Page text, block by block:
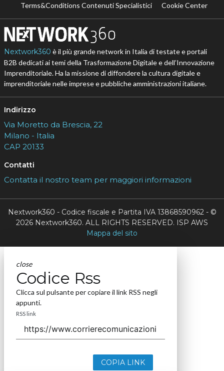
Terms&Conditions Contenuti Specialistici
Cookie Center
Nextwork360 è il più grande network in Italia di testate e portali
B2B dedicati ai temi della Trasformazione Digitale e dell’Innovazione
Imprenditoriale. Ha la missione di diffondere la cultura digitale e
imprenditoriale nelle imprese e pubbliche amministrazioni italiane.
Indirizzo
Via Moretto da Brescia, 22
Milano - Italia
CAP 20133
Contatti
Contatta il nostro team per maggiori informazioni
Nextwork360 - Codice fiscale e Partita IVA 13868590962 - ©
2026 Nextwork360. ALL RIGHTS RESERVED. ISP AWS
Mappa del sito
close
Codice Rss
Clicca sul pulsante per copiare il link RSS negli
appunti.
RSS link
COPIA LINK